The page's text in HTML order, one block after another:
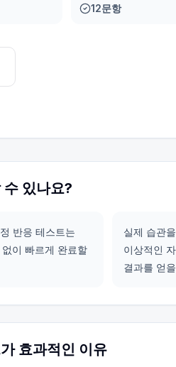
12문항
수 있나요?
반응 테스트는
없이 빠르게 완료할
실제 습관
이상적인
결과를 얻
효과적인 이유